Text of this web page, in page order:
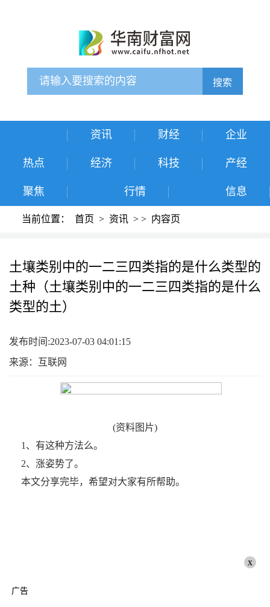
搜索
资讯 财经 企业
热点 经济 科技 产经
聚焦 行情 信息
当前位置： 首页 > 资讯 > > 内容页
土壤类别中的一二三四类指的是什么类型的
土种（土壤类别中的一二三四类指的是什么
类型的土）
发布时间:2023-07-03 04:01:15
来源：互联网
(资料图片)
1、有这种方法么。
2、涨姿势了。
本文分享完毕，希望对大家有所帮助。
x
广告